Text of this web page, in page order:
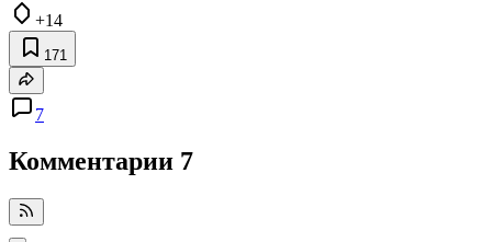
+14
171
7
Комментарии 7